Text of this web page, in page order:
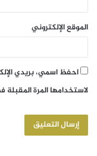
الموقع الإلكتروني
احفظ اسمي، بريدي
لاستخدامها المرة